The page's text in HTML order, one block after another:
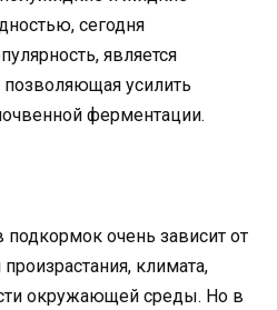
сегодня
является
усилить
ферментации.
очень зависит от
климата,
окружающей среды. Но в